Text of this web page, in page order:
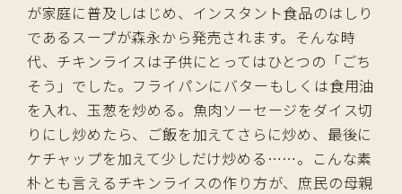
が家庭に普及しはじめ、インスタント食品のはしり
であるスープが森永から発売されます。そんな時
代、チキンライスは子供にとってはひとつの「ごち
そう」でした。フライパンにバターもしくは食用油
を入れ、玉葱を炒める。魚肉ソーセージをダイス切
りにし炒めたら、ご飯を加えてさらに炒め、最後に
ケチャップを加えて少しだけ炒める……。こんな素
朴とも言えるチキンライスの作り方が、庶民の母親